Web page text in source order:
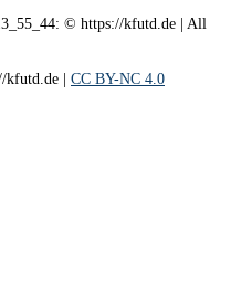
© https://kfutd.de | All
kfutd.de | CC BY-NC 4.0